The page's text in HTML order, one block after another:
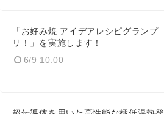
「お好み焼 アイデアレシピグランプ
リ！」を実施します！
6/9 10:00